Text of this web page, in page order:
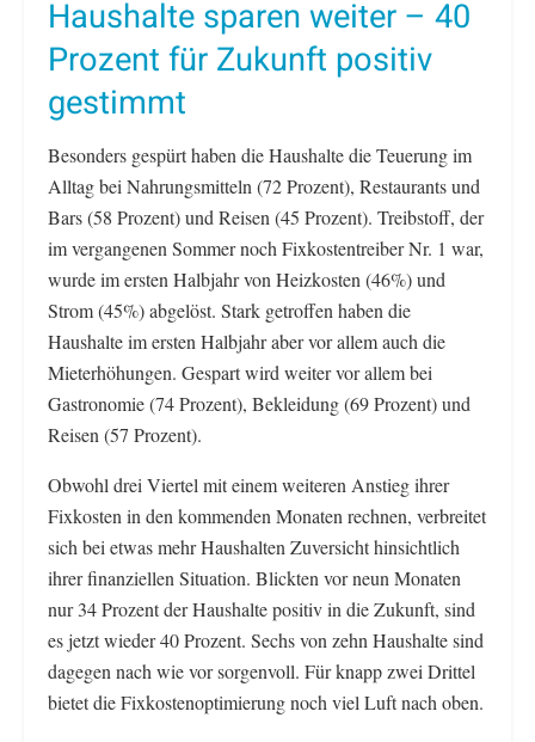
Haushalte sparen weiter – 40
Prozent für Zukunft positiv
gestimmt
Besonders gespürt haben die Haushalte die Teuerung im
Alltag bei Nahrungsmitteln (72 Prozent), Restaurants und
Bars (58 Prozent) und Reisen (45 Prozent). Treibstoff, der
im vergangenen Sommer noch Fixkostentreiber Nr. 1 war,
wurde im ersten Halbjahr von Heizkosten (46%) und
Strom (45%) abgelöst. Stark getroffen haben die
Haushalte im ersten Halbjahr aber vor allem auch die
Mieterhöhungen. Gespart wird weiter vor allem bei
Gastronomie (74 Prozent), Bekleidung (69 Prozent) und
Reisen (57 Prozent).
Obwohl drei Viertel mit einem weiteren Anstieg ihrer
Fixkosten in den kommenden Monaten rechnen, verbreitet
sich bei etwas mehr Haushalten Zuversicht hinsichtlich
ihrer finanziellen Situation. Blickten vor neun Monaten
nur 34 Prozent der Haushalte positiv in die Zukunft, sind
es jetzt wieder 40 Prozent. Sechs von zehn Haushalte sind
dagegen nach wie vor sorgenvoll. Für knapp zwei Drittel
bietet die Fixkostenoptimierung noch viel Luft nach oben.